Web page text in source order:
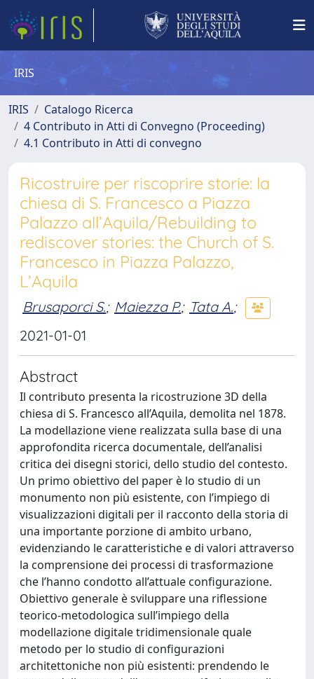
IRIS
IRIS
Catalogo Ricerca
4 Contributo in Atti di Convegno (Proceeding)
4.1 Contributo in Atti di convegno
Ricostruire per riscoprire storie: la
chiesa di S. Francesco a Piazza
Palazzo all’Aquila/Rebuilding to
rediscover stories: the Church of S.
Francesco in Piazza Palazzo,
L’Aquila
Brusaporci S.; Maiezza P.; Tata A.;
2021-01-01
Abstract
Il contributo presenta la ricostruzione 3D della
chiesa di S. Francesco all’Aquila, demolita nel 1878.
La modellazione viene realizzata sulla base di una
approfondita ricerca documentale, dell’analisi
critica dei disegni storici, dello studio del contesto.
Un primo obiettivo del paper è lo studio di un
monumento non più esistente, con l’impiego di
visualizzazioni digitali per il racconto della storia di
una importante porzione di ambito urbano,
evidenziando le caratteristiche e di valori attraverso
la comprensione dei processi di trasformazione
che l’hanno condotto all’attuale configurazione.
Obiettivo generale è sviluppare una riflessione
teorico-metodologica sull’impiego della
modellazione digitale tridimensionale quale
metodo per lo studio di configurazioni
architettoniche non più esistenti: prendendo le